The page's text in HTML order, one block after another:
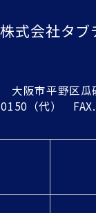
株式会社タブ
大阪市平野区瓜
（代）